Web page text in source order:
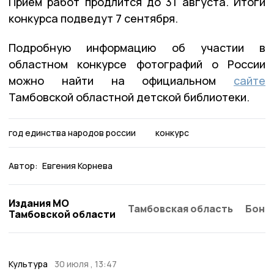
конкурса подведут 7 сентября.
Подробную информацию об участии в
областном конкурсе фотографий о России
можно найти на официальном сайте
Тамбовской областной детской библиотеки.
год единства народов россии конкурс
Автор: Евгения Корнева
Издания МО
Тамбовской области
Тамбовская область
Культура 30 июля , 13:47